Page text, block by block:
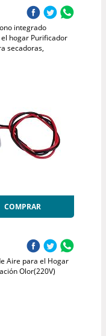
integrado
hogar Purificador
secadoras,
COMPRAR
Aire para el Hogar
Olor(220V)